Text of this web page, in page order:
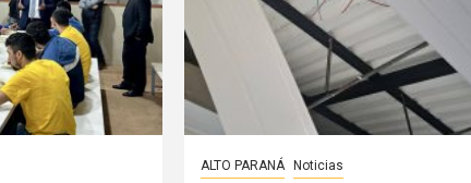
ALTO PARANÁ Noticias